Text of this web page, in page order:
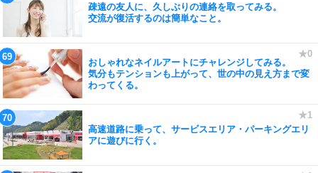
疎遠の友人に、久しぶりの連絡を取ってみる。
交流が復活するのは簡単なこと。
おしゃれなネイルアートにチャレンジしてみる。
気分もテンションも上がって、世の中の見え方まで変
わってくる。
高速道路に乗って、サービスエリア・パーキングエリ
アに遊びに行く。